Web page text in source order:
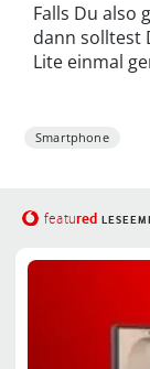
Falls Du also
dann solltest
Lite einmal
Smartphone
featured